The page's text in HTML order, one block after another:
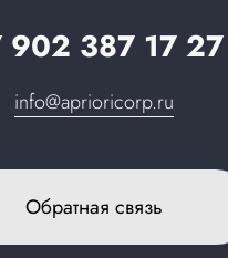
902 387 17 27
info@aprioricorp.ru
Обратная связь